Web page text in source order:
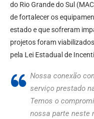
do Rio Grande do Sul
de fortalecer os
estado e que sofreram
projetos foram
pela Lei Estadual de
Nossa conexão
serviço prestado
Temos o
nossa parte neste